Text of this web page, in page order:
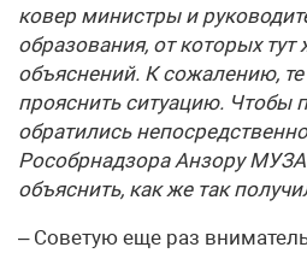
ковер министры и
образования, от которых
объяснений. К сожалению,
прояснить ситуацию. Чтобы
обратились
Рособрнадзора Анзору
объяснить, как же так
– Советую еще раз